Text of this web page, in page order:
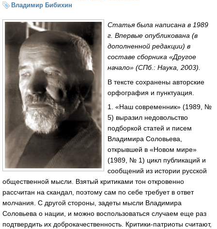
Владимир Бибихин
Статья была написана в 1989
г. Впервые опубликована (в
дополненной редакции) в
составе сборника «Другое
начало» (СПб.: Наука, 2003).
В тексте сохранены авторские
орфография и пунктуация.
1. «Наш современник» (1989, №
5) выразил недовольство
подборкой статей и писем
Владимира Соловьева,
открывшей в «Новом мире»
(1989, № 1) цикл публикаций и
сообщений из истории русской
общественной мысли. Взятый критиками тон откровенно
рассчитан на скандал, поэтому сам по себе требует в ответ
молчания. С другой стороны, задеты мысли Владимира
Соловьева о нации, и можно воспользоваться случаем еще раз
подтвердить их доброкачественность. Критики-патриоты считают,